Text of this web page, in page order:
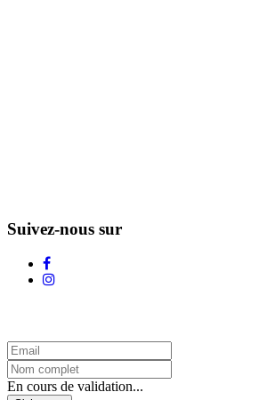
Suivez-nous sur
En cours de validation...